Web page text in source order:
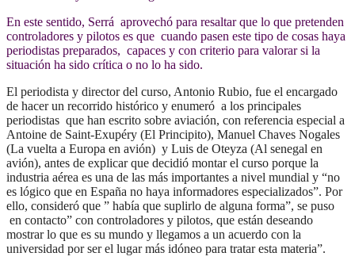
En este sentido, Serrá aprovechó para resaltar que lo que pretenden
controladores y pilotos es que cuando pasen este tipo de cosas haya
periodistas preparados, capaces y con criterio para valorar si la
situación ha sido crítica o no lo ha sido.
El periodista y director del curso, Antonio Rubio, fue el encargado
de hacer un recorrido histórico y enumeró a los principales
periodistas que han escrito sobre aviación, con referencia especial a
Antoine de Saint-Exupéry (El Principito), Manuel Chaves Nogales
(La vuelta a Europa en avión) y Luis de Oteyza (Al senegal en
avión), antes de explicar que decidió montar el curso porque la
industria aérea es una de las más importantes a nivel mundial y “no
es lógico que en España no haya informadores especializados”. Por
ello, consideró que ” había que suplirlo de alguna forma”, se puso
en contacto” con controladores y pilotos, que están deseando
mostrar lo que es su mundo y llegamos a un acuerdo con la
universidad por ser el lugar más idóneo para tratar esta materia”.